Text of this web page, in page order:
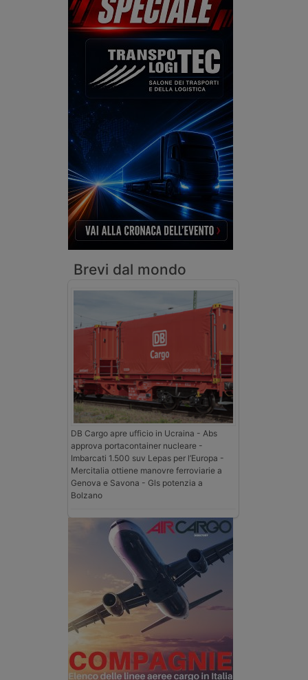
Brevi dal mondo
DB Cargo apre ufficio in Ucraina - Abs
approva portacontainer nucleare -
Imbarcati 1.500 suv Lepas per l’Europa -
Mercitalia ottiene manovre ferroviarie a
Genova e Savona - Gls potenzia a
Bolzano